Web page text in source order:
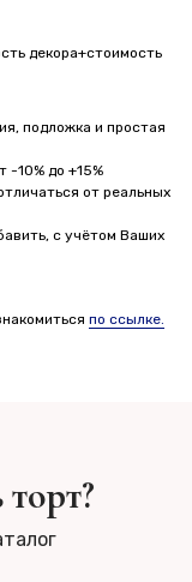
декора+стоимость
подложка и простая
-10% до +15%
от реальных
с учётом Ваших
по ссылке.